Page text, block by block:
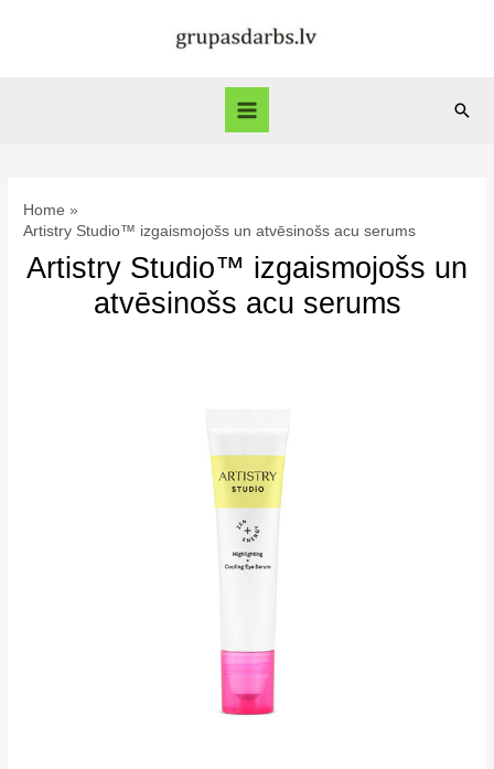
Main
Home
Artistry Studio™ izgaismojošs un atvēsinošs acu serums
Artistry Studio™ izgaismojošs un
atvēsinošs acu serums